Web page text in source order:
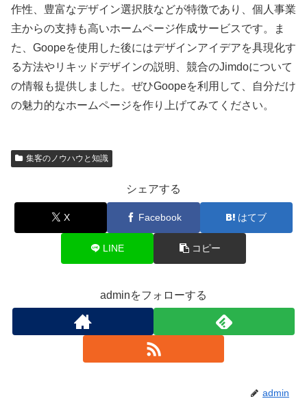
作性、豊富なデザイン選択肢などが特徴であり、個人事業
主からの支持も高いホームページ作成サービスです。ま
た、Goopeを使用した後にはデザインアイデアを具現化す
る方法やリキッドデザインの説明、競合のJimdoについて
の情報も提供しました。ぜひGoopeを利用して、自分だけ
の魅力的なホームページを作り上げてみてください。
集客のノウハウと知識
シェアする
X Facebook はてブ
LINE コピー
adminをフォローする
admin